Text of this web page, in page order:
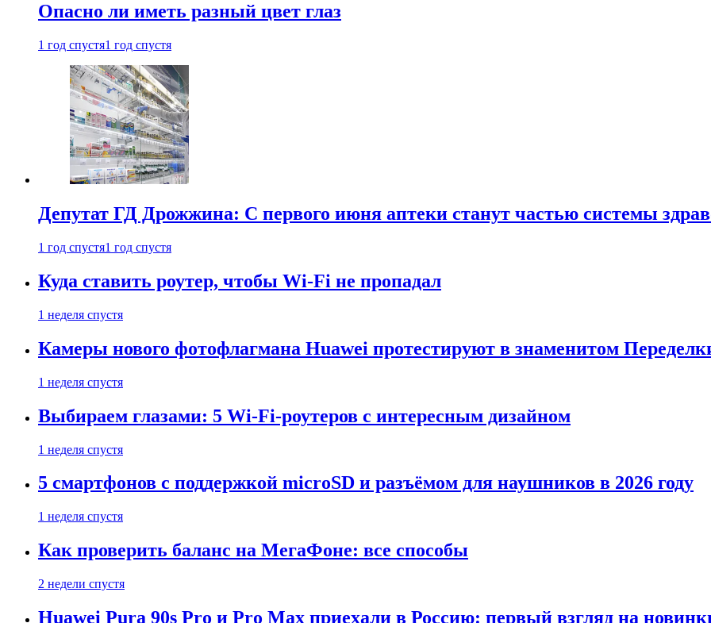
Опасно ли иметь разный цвет глаз
1 год спустя1 год спустя
Депутат ГД Дрожжина: С первого июня аптеки станут частью системы
1 год спустя1 год спустя
Куда ставить роутер, чтобы Wi-Fi не пропадал
1 неделя спустя
Камеры нового фотофлагмана Huawei протестируют в знаменитом
1 неделя спустя
Выбираем глазами: 5 Wi-Fi-роутеров с интересным дизайном
1 неделя спустя
5 смартфонов с поддержкой microSD и разъёмом для наушников в 2026 году
1 неделя спустя
Как проверить баланс на МегаФоне: все способы
2 недели спустя
Huawei Pura 90s Pro и Pro Max приехали в Россию: первый взгляд на